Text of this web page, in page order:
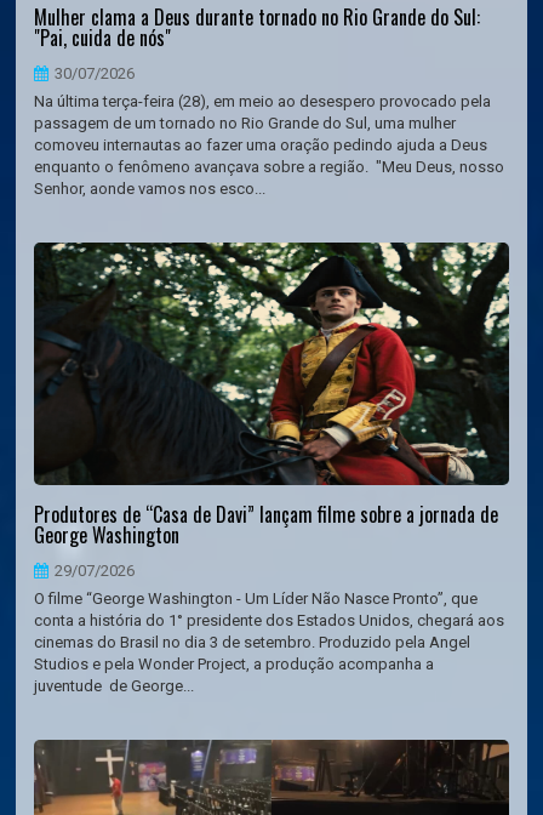
Mulher clama a Deus durante tornado no Rio Grande do Sul:
"Pai, cuida de nós"
30/07/2026
Na última terça-feira (28), em meio ao desespero provocado pela
passagem de um tornado no Rio Grande do Sul, uma mulher
comoveu internautas ao fazer uma oração pedindo ajuda a Deus
enquanto o fenômeno avançava sobre a região. "Meu Deus, nosso
Senhor, aonde vamos nos esco...
Produtores de “Casa de Davi” lançam filme sobre a jornada de
George Washington
29/07/2026
O filme “George Washington - Um Líder Não Nasce Pronto”, que
conta a história do 1° presidente dos Estados Unidos, chegará aos
cinemas do Brasil no dia 3 de setembro. Produzido pela Angel
Studios e pela Wonder Project, a produção acompanha a
juventude de George...